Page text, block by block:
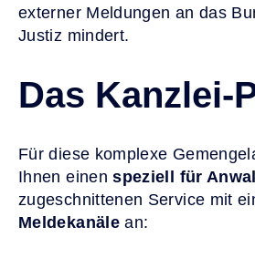
externer Meldungen an das
Justiz mindert.
Das Kanzlei-
Für diese komplexe
Ihnen einenspeziell für
zugeschnittenen Service mit
Meldekanälean: